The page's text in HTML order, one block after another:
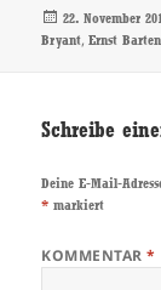
Veröffentlicht
am
22. November
Bryant,Ernst Barten
Schreibe
Deine E-Mail-
* markiert
KOMMENTAR*